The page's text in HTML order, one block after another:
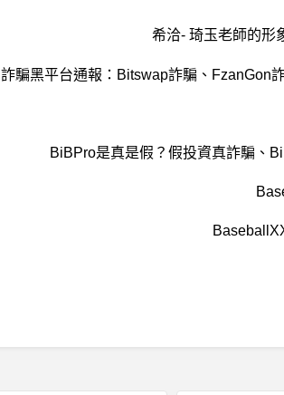
希洽- 琦玉老師的形
詐騙黑平台通報：Bitswap詐騙、FzanGon
BiBPro是真是假？假投資真詐騙、